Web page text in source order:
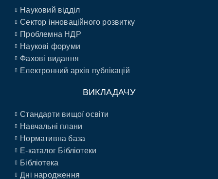
Науковий відділ
Сектор інноваційного розвитку
Проблемна НДР
Наукові форуми
Фахові видання
Електронний архів публікацій
ВИКЛАДАЧУ
Стандарти вищої освіти
Навчальні плани
Нормативна база
E-каталог Бібліотеки
Бібліотека
Дні народження